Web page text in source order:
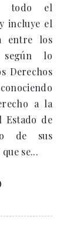
todo el
incluye el
entre los
según lo
Derechos
a la
Estado de
de sus
se...